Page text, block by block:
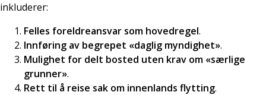
inkluderer:
Felles foreldreansvar som hovedregel.
Innføring av begrepet «daglig myndighet».
Mulighet for delt bosted uten krav om «særlige
grunner».
Rett til å reise sak om innenlands flytting.